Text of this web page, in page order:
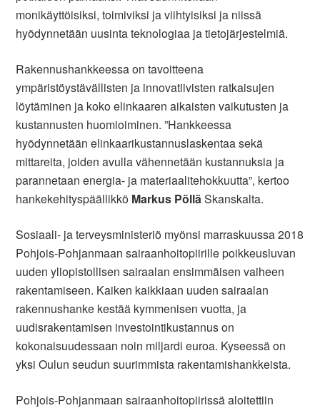
monikäyttöisiksi, toimiviksi ja viihtyisiksi ja niissä
hyödynnetään uusinta teknologiaa ja tietojärjestelmiä.
Rakennushankkeessa on tavoitteena
ympäristöystävällisten ja innovatiivisten ratkaisujen
löytäminen ja koko elinkaaren aikaisten vaikutusten ja
kustannusten huomioiminen. ”Hankkeessa
hyödynnetään elinkaarikustannuslaskentaa sekä
mittareita, joiden avulla vähennetään kustannuksia ja
parannetaan energia- ja materiaalitehokkuutta”, kertoo
hankekehityspäällikkö Markus PölläSkanskalta.
Sosiaali- ja terveysministeriö myönsi marraskuussa 2018
Pohjois-Pohjanmaan sairaanhoitopiirille poikkeusluvan
uuden yliopistollisen sairaalan ensimmäisen vaiheen
rakentamiseen. Kaiken kaikkiaan uuden sairaalan
rakennushanke kestää kymmenisen vuotta, ja
uudisrakentamisen investointikustannus on
kokonaisuudessaan noin miljardi euroa. Kyseessä on
yksi Oulun seudun suurimmista rakentamishankkeista.
Pohjois-Pohjanmaan sairaanhoitopiirissä aloitettiin